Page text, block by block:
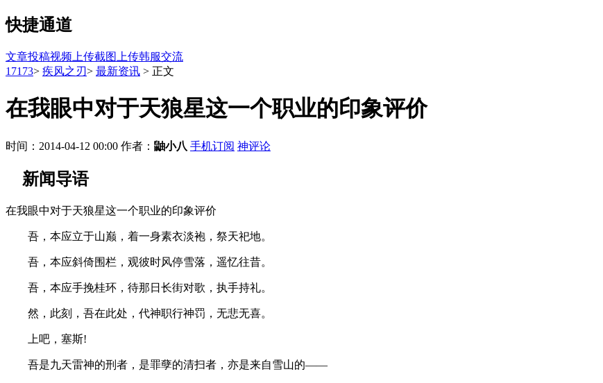
快捷通道
文章投稿视频上传截图上传韩服交流
17173> 疾风之刃> 最新资讯 > 正文
在我眼中对于天狼星这一个职业的印象评价
时间：2014-04-12 00:00 作者： 鼬小八 手机订阅 神评论
新闻导语
在我眼中对于天狼星这一个职业的印象评价
吾，本应立于山巅，着一身素衣淡袍，祭天祀地。
吾，本应斜倚围栏，观彼时风停雪落，遥忆往昔。
吾，本应手挽桂环，待那日长街对歌，执手持礼。
然，此刻，吾在此处，代神职行神罚，无悲无喜。
上吧，塞斯!
吾是九天雷神的刑者，是罪孽的清扫者，亦是来自雪山的——